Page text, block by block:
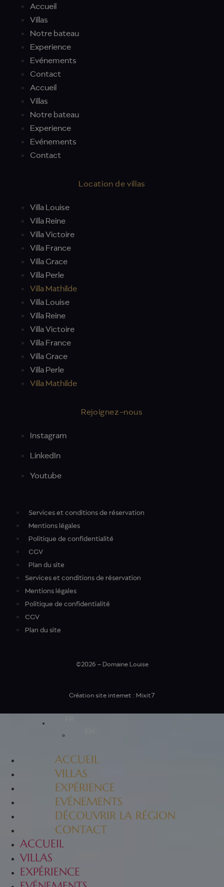
Accueil
Villas
Notre bateau
Experience
Evénements
Contact
Accueil
Villas
Notre bateau
Experience
Evénements
Contact
Location de villas
Villa Louise
Villa Reine
Villa Victoire
Villa France
Villa Grace
Villa Perle
Villa Mathilde
Villa Louise
Villa Reine
Villa Victoire
Villa France
Villa Grace
Villa Perle
Villa Mathilde
Rejoignez-nous
Instagram
LinkedIn
Youtube
Services et conditions de réservation
Mentions légales
Politique de confidentialité
CGV
Plan du site
Services et conditions de réservation
Mentions légales
Politique de confidentialité
CGV
Plan du site
©2026 – Domaine Louise
Création site internet : Mixit7
ACCUEIL
VILLAS
EXPÉRIENCE
EVÉNEMENTS
DÉCOUVRIR LA RÉGION
CONTACT
ACCUEIL
VILLAS
EXPÉRIENCE